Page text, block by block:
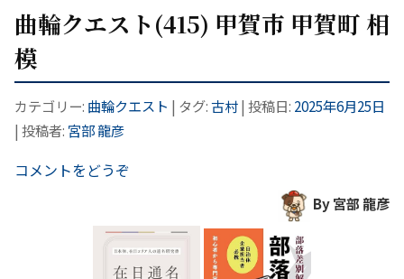
曲輪クエスト(415) 甲賀市 甲賀町 相
模
カテゴリー: 曲輪クエスト | タグ:古村| 投稿日: 2025年6月25日
| 投稿者: 宮部 龍彦
コメントをどうぞ
By 宮部 龍彦